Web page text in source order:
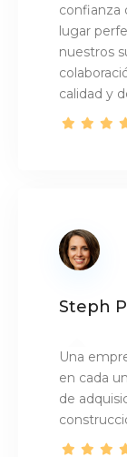
confianza
lugar
nuestros
calidad y
Steph
Una
en cada
de